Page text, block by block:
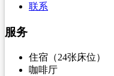
联系
服务
住宿（24张床位）
咖啡厅